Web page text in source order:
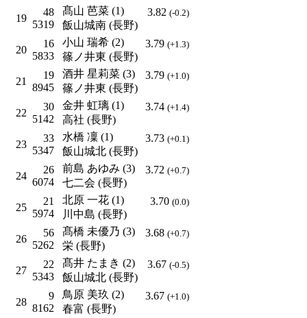
19
48
5319
髙山 芭菜 (1)
飯山城南 (長野)
3.82 (-0.2)
20
16
5833
小山 瑞希 (2)
篠ノ井東 (長野)
3.79 (+1.3)
21
19
8945
酒井 星莉菜 (3)
篠ノ井東 (長野)
3.79 (+1.0)
22
30
5142
金井 虹璃 (1)
高社 (長野)
3.74 (+1.4)
23
33
5347
水橋 凜 (1)
飯山城北 (長野)
3.73 (+0.1)
24
26
6074
前島 あゆみ (3)
七二会 (長野)
3.72 (+0.7)
25
21
5974
北原 一花 (1)
川中島 (長野)
3.70 (0.0)
26
56
5262
髙橋 未優乃 (3)
栄 (長野)
3.68 (+0.7)
27
22
5343
髙井 たまき (2)
飯山城北 (長野)
3.67 (-0.5)
28
9
8162
鳥原 美玖 (2)
春富 (長野)
3.67 (+1.0)